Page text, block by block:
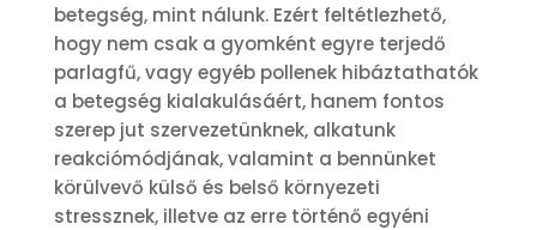
betegség, mint nálunk. Ezért feltétlezhető,
hogy nem csak a gyomként egyre terjedő
parlagfű, vagy egyéb pollenek hibáztathatók
a betegség kialakulásáért, hanem fontos
szerep jut szervezetünknek, alkatunk
reakciómódjának, valamint a bennünket
körülvevő külső és belső környezeti
stressznek, illetve az erre történő egyéni